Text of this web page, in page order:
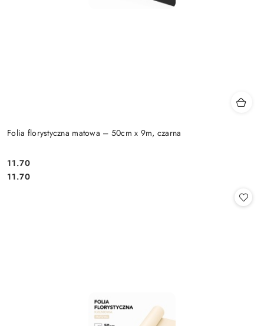
Folia florystyczna matowa – 50cm x 9m, czarna
Cena:
11.70
Cena:
11.70